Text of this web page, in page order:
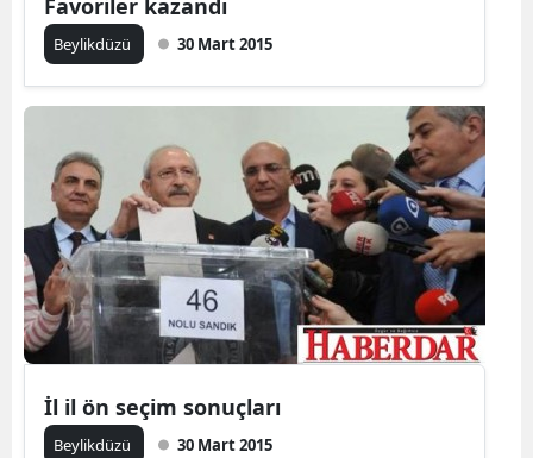
Favoriler kazandı
Beylikdüzü 30 Mart 2015
İl il ön seçim sonuçları
Beylikdüzü 30 Mart 2015